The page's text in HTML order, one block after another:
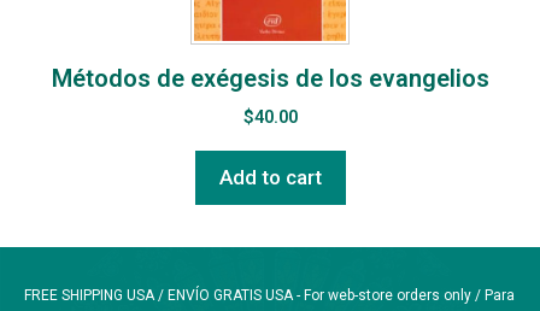
Métodos de exégesis de los evangelios
$40.00
Add to cart
FREE SHIPPING USA / ENVÍO GRATIS USA - For web-store orders only / Para